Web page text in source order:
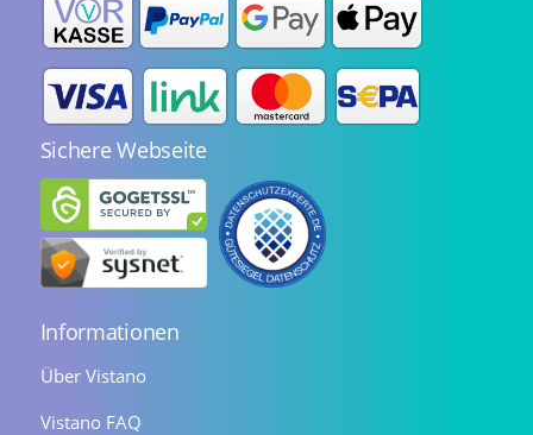
Sichere Webseite
Informationen
Über Vistano
Vistano FAQ